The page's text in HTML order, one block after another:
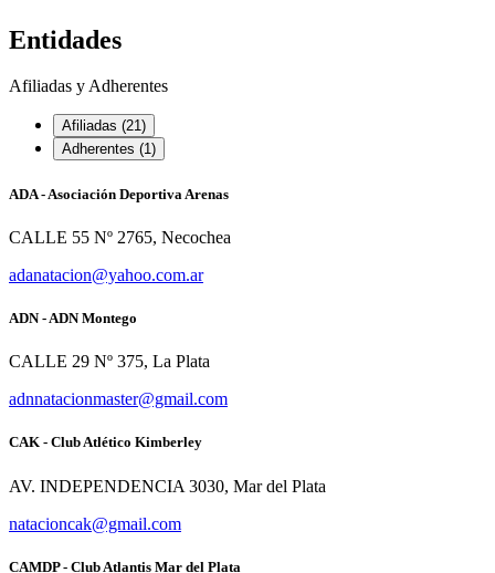
Entidades
Afiliadas y Adherentes
Afiliadas (21)
Adherentes (1)
ADA - Asociación Deportiva Arenas
CALLE 55 Nº 2765, Necochea
adanatacion@yahoo.com.ar
ADN - ADN Montego
CALLE 29 Nº 375, La Plata
adnnatacionmaster@gmail.com
CAK - Club Atlético Kimberley
AV. INDEPENDENCIA 3030, Mar del Plata
natacioncak@gmail.com
CAMDP - Club Atlantis Mar del Plata